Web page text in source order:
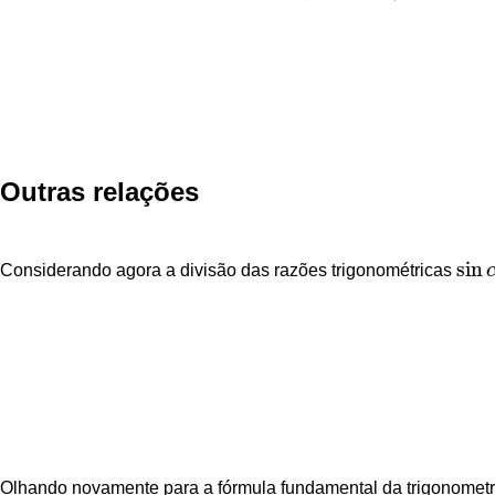
Outras relações
Considerando agora a divisão das razões trigonométricas sin
sinα
Olhando novamente para a fórmula fundamental da